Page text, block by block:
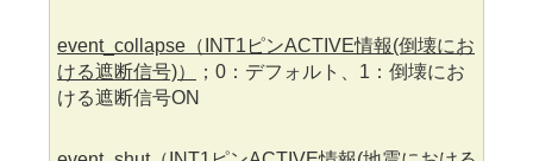
event_collapse（INT1ピンACTIVE情報(倒壊にお
ける遮断信号)）
；0：デフォルト、1：倒壊にお
ける遮断信号ON